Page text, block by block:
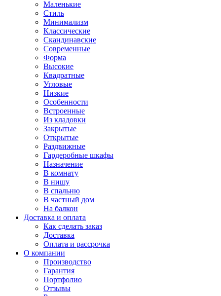
Маленькие
Стиль
Минимализм
Классические
Скандинавские
Современные
Форма
Высокие
Квадратные
Угловые
Низкие
Особенности
Встроенные
Из кладовки
Закрытые
Открытые
Раздвижные
Гардеробные шкафы
Назначение
В комнату
В нишу
В спальню
В частный дом
На балкон
Доставка и оплата
Как сделать заказ
Доставка
Оплата и рассрочка
О компании
Производство
Гарантия
Портфолио
Отзывы